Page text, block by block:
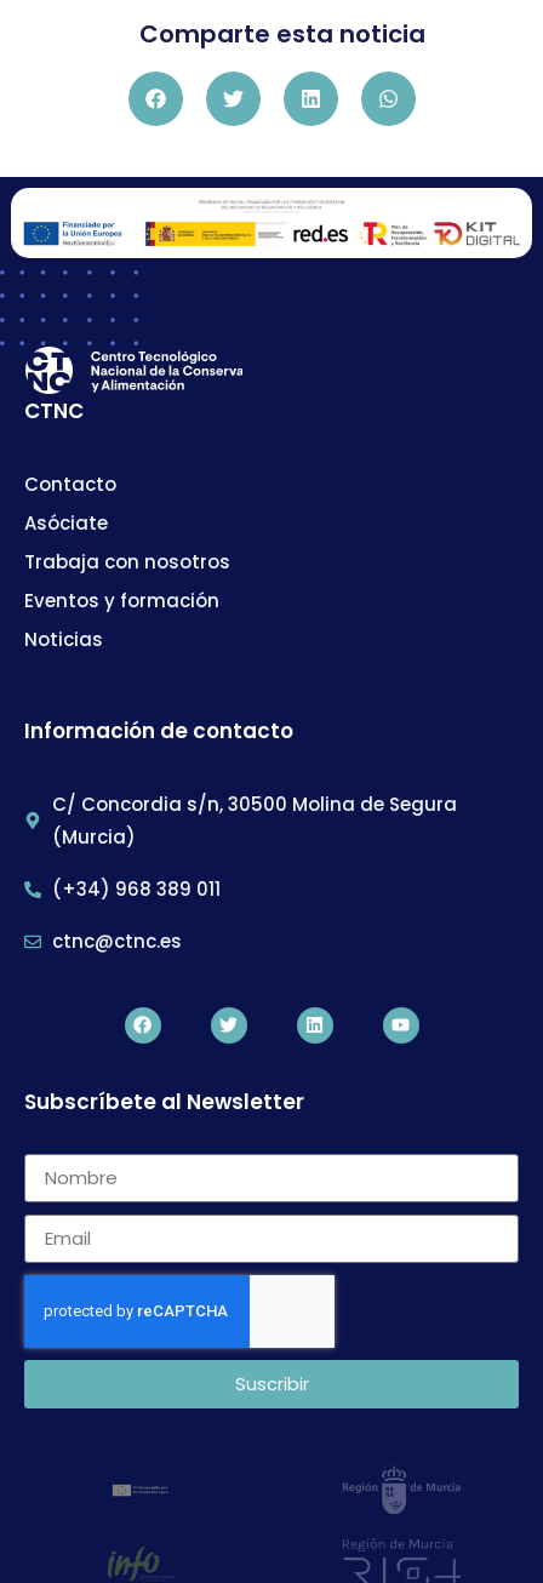
Comparte esta noticia
CTNC
Contacto
Asóciate
Trabaja con nosotros
Eventos y formación
Noticias
Información de contacto
C/ Concordia s/n, 30500 Molina de Segura
(Murcia)
(+34) 968 389 011
ctnc@ctnc.es
Subscríbete al Newsletter
Suscribir